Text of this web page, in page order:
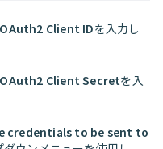
OAuth2 Client IDを入力し
OAuth2 Client Secretを入
credentials to be sent to